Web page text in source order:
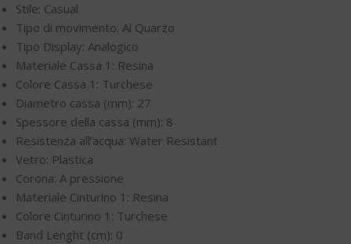
Stile: Casual
Tipo di movimento: Al Quarzo
Tipo Display: Analogico
Materiale Cassa 1: Resina
Colore Cassa 1: Turchese
Diametro cassa (mm): 27
Spessore della cassa (mm): 8
Resistenza all’acqua: Water Resistant
Vetro: Plastica
Corona: A pressione
Materiale Cinturino 1: Resina
Colore Cinturino 1: Turchese
Band Lenght (cm): 0